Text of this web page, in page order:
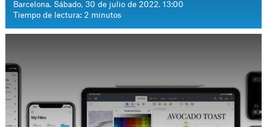
Barcelona. Sábado, 30 de julio de 2022. 13:00
Tiempo de lectura: 2 minutos